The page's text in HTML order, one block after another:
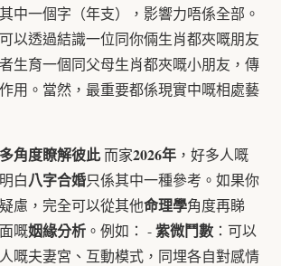
其中一個字（年支），影響力唔係全部。
以透過結識一位同你倆生肖都夾嘅朋友
生育一個同父母生肖都夾嘅小朋友，傳
用。當然，最重要都係現實中嘅相處藝
角度瞭解彼此而家2026年 ，好多人嘅
白八字合婚只係其中一種參考。如果你
慮，完全可以從其他命理學角度再睇
嘅姻緣分析 。例如： -紫微鬥數 ：可以
嘅夫妻宮、互動模式，同埋各自對感情